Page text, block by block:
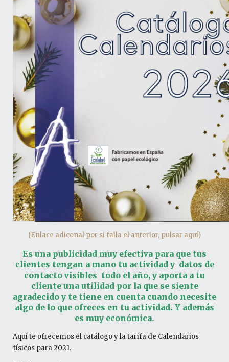
(Enlace adiconal por si falla el anterior, pulsar aquí)
Es una publicidad muy efectiva para que tus
clientes tengan a mano tu actividad y datos de
contacto visibles todo el año, y aporta a tu
cliente una utilidad por la que se siente
agradecido y te tiene en cuenta cuando necesite
algo de lo que ofreces en tu actividad. Y además
es muy económica.
Aquí te ofrecemos el catálogo y la tarifa de Calendarios
físicos para 2021.